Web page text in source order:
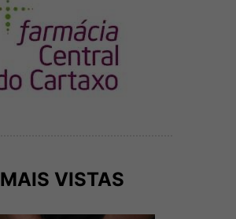
MAIS VISTAS